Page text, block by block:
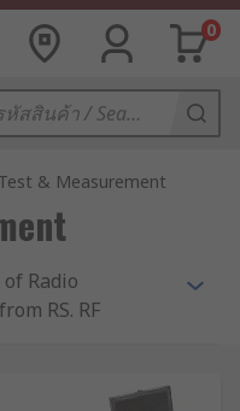
0
& Measurement
Radio
RS. RF
With more and